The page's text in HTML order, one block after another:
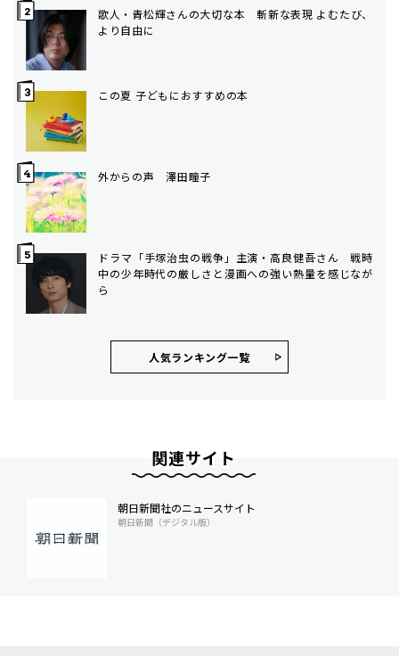
歌人・青松輝さんの大切な本 斬新な表現 よむたび、
より自由に
この夏 子どもにおすすめの本
外からの声 澤田瞳子
ドラマ「手塚治虫の戦争」主演・高良健吾さん 戦時
中の少年時代の厳しさと漫画への強い熱量を感じなが
ら
人気ランキング⼀覧
関連サイト
朝日新聞社のニュースサイト
朝日新聞（デジタル版）